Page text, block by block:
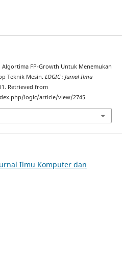
Algortima FP-Growth Untuk Menemukan
Teknik Mesin. LOGIC : Jurnal Ilmu
Retrieved from
logic/article/view/2745
Ilmu Komputer dan